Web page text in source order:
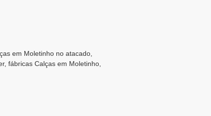
em Moletinho no atacado,
fábricas Calças em Moletinho,